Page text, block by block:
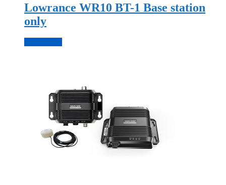
Lowrance WR10 BT-1 Base station
only